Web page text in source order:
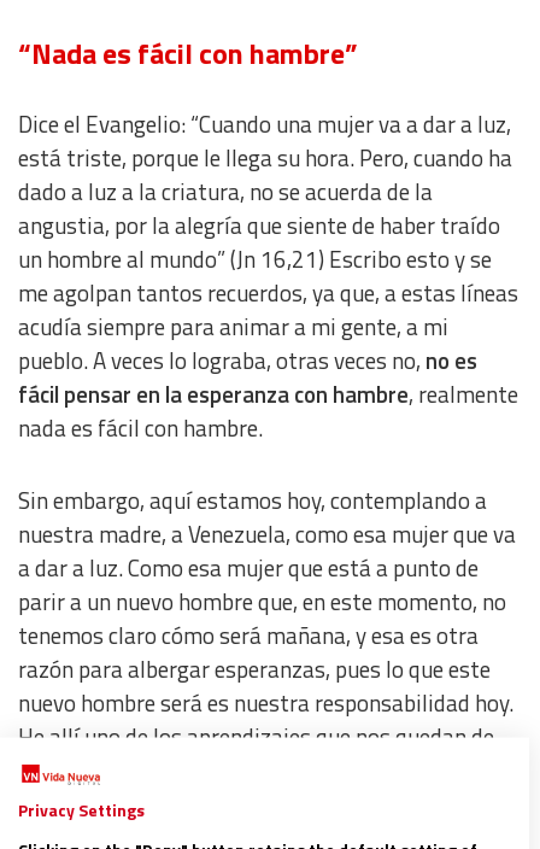
“Nada es fácil con hambre”
Dice el Evangelio: “Cuando una mujer va a dar a luz,
está triste, porque le llega su hora. Pero, cuando ha
dado a luz a la criatura, no se acuerda de la
angustia, por la alegría que siente de haber traído
un hombre al mundo” (Jn 16,21) Escribo esto y se
me agolpan tantos recuerdos, ya que, a estas líneas
acudía siempre para animar a mi gente, a mi
pueblo. A veces lo lograba, otras veces no, no es
fácil pensar en la esperanza con hambre, realmente
nada es fácil con hambre.
Sin embargo, aquí estamos hoy, contemplando a
nuestra madre, a Venezuela, como esa mujer que va
a dar a luz. Como esa mujer que está a punto de
parir a un nuevo hombre que, en este momento, no
tenemos claro cómo será mañana, y esa es otra
razón para albergar esperanzas, pues lo que este
nuevo hombre será es nuestra responsabilidad hoy.
He allí uno de los aprendizajes que nos quedan de
esta agonía:
asumir nuestra responsabilidad ante nosotros
mismos y ante la historia
Privacy Settings